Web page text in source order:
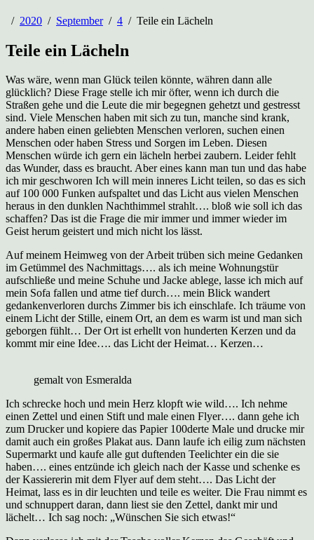
2020 September 4 Teile ein Lächeln
Teile ein Lächeln
Was wäre, wenn man Glück teilen könnte, währen dann alle
glücklich? Diese Frage stelle ich mir öfter, wenn ich durch die
Straßen gehe und die Leute die mir begegnen gehetzt und gestresst
sind. Viele Menschen haben mit sich zu tun, manche sind krank,
andere haben einen geliebten Menschen verloren, suchen einen
Menschen oder haben Stress und Sorgen im Leben. Diesen
Menschen würde ich gern ein lächeln herbei zaubern. Leider fehlt
das Wunder, dass es braucht. Aber eines kann man tun und das habe
ich mir geschworen Ich will mein inneres Licht teilen, so das es sich
auf 100 000 Funken aufspaltet und das Licht aus vielen Menschen
heraus in den dunklen Nachthimmel strahlt…. bloß wie soll ich das
schaffen? Das ist die Frage die mir immer und immer wieder im
Geist herum geistert und mich nicht los lässt.
Auf meinem Heimweg von der Arbeit trüben sich meine Gedanken
im Getümmel des Nachmittags…. als ich meine Wohnungstür
aufschließe und meine Schuhe und Jacke ablege, lasse ich mich auf
mein Sofa fallen und atme tief durch…. mein Blick wandert
gedankenverloren durchs Zimmer bis ich einschlafe. Ich träume von
einem Licht der Stille, einem Ort, an dem es warm ist und man sich
geborgen fühlt… Der Ort ist erhellt von hunderten Kerzen und da
kommt mir eine Idee…. das Licht der Heimat… Kerzen…
gemalt von Esmeralda
Ich schrecke hoch und mein Herz klopft wie wild…. Ich nehme
einen Zettel und einen Stift und male einen Flyer…. dann gehe ich
zum Drucker und kopiere das Papier 100derte Male und drucke mir
damit auch ein großes Plakat aus. Dann laufe ich eilig zum nächsten
Supermarkt und kaufe alle gut duftenden Teelichter ein die sie
haben…. eines entzünde ich gleich nach der Kasse und schenke es
der Kassiererin mit dem Flyer auf dem steht…. Das Licht der
Heimat, lass es in dir leuchten und teile es weiter. Die Frau nimmt es
und schnuppert daran, dann liest sie den Zettel, dankt mir und
lächelt… Ich sag noch: „Wünschen Sie sich etwas!“